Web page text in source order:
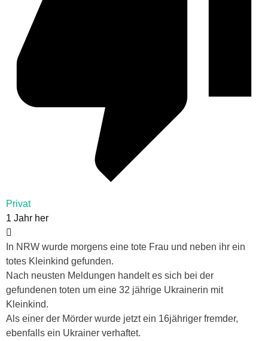
Privat
1 Jahr her
In NRW wurde morgens eine tote Frau und neben ihr ein
totes Kleinkind gefunden.
Nach neusten Meldungen handelt es sich bei der
gefundenen toten um eine 32 jährige Ukrainerin mit
Kleinkind.
Als einer der Mörder wurde jetzt ein 16jähriger fremder,
ebenfalls ein Ukrainer verhaftet.